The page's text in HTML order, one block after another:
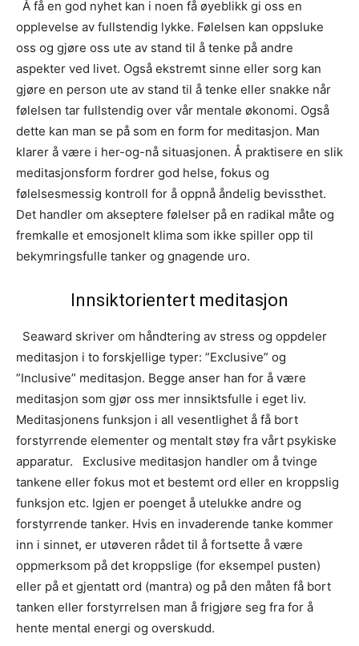
Å få en god nyhet kan i noen få øyeblikk gi oss en
opplevelse av fullstendig lykke. Følelsen kan oppsluke
oss og gjøre oss ute av stand til å tenke på andre
aspekter ved livet. Også ekstremt sinne eller sorg kan
gjøre en person ute av stand til å tenke eller snakke når
følelsen tar fullstendig over vår mentale økonomi. Også
dette kan man se på som en form for meditasjon. Man
klarer å være i her-og-nå situasjonen. Å praktisere en slik
meditasjonsform fordrer god helse, fokus og
følelsesmessig kontroll for å oppnå åndelig bevissthet.
Det handler om akseptere følelser på en radikal måte og
fremkalle et emosjonelt klima som ikke spiller opp til
bekymringsfulle tanker og gnagende uro.
Innsiktorientert meditasjon
Seaward skriver om håndtering av stress og oppdeler
meditasjon i to forskjellige typer: ”Exclusive” og
”Inclusive” meditasjon. Begge anser han for å være
meditasjon som gjør oss mer innsiktsfulle i eget liv.
Meditasjonens funksjon i all vesentlighet å få bort
forstyrrende elementer og mentalt støy fra vårt psykiske
apparatur. Exclusive meditasjon handler om å tvinge
tankene eller fokus mot et bestemt ord eller en kroppslig
funksjon etc. Igjen er poenget å utelukke andre og
forstyrrende tanker. Hvis en invaderende tanke kommer
inn i sinnet, er utøveren rådet til å fortsette å være
oppmerksom på det kroppslige (for eksempel pusten)
eller på et gjentatt ord (mantra) og på den måten få bort
tanken eller forstyrrelsen man å frigjøre seg fra for å
hente mental energi og overskudd.